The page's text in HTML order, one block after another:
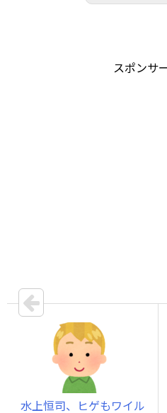
スポンサ
水上恒司、ヒゲもワイル